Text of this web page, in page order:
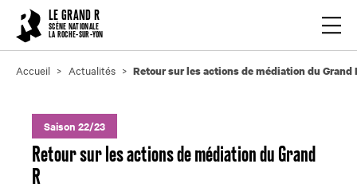
LE GRAND R
SCÈNE NATIONALE
LA ROCHE-SUR-YON
Accueil Actualités Retour sur les actions de médiation du Grand
Saison 22/23
Retour sur les actions de médiation du Grand
R
Cookies management panel